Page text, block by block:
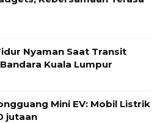
Nyaman Saat Transit
Kuala Lumpur
Mini EV: Mobil Listrik
jutaan